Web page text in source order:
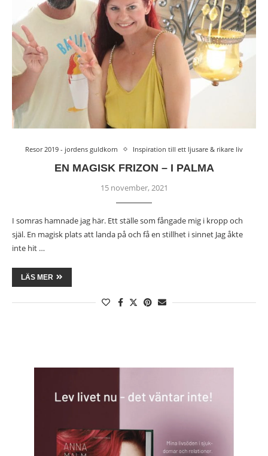
Resor 2019 - jordens guldkorn Inspiration till ett ljusare & rikare liv
EN MAGISK FRIZON – I PALMA
15 november, 2021
I somras hamnade jag här. Ett ställe som fångade mig i kropp och
själ. En magisk plats att landa på och få en stillhet i sinnet Jag åkte
inte hit …
LÄS MER